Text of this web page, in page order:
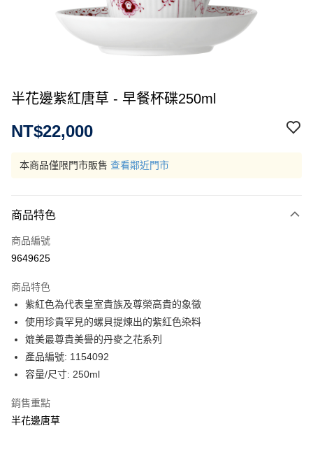
半花邊紫紅唐草 - 早餐杯碟250ml
NT$22,000
本商品僅限門市販售 查看鄰近門市
商品特色
商品編號
9649625
商品特色
紫紅色為代表皇室貴族及尊榮高貴的象徵
使用珍貴罕見的螺貝提煉出的紫紅色染料
媲美最尊貴美譽的丹麥之花系列
產品編號: 1154092
容量/尺寸: 250ml
銷售重點
半花邊唐草